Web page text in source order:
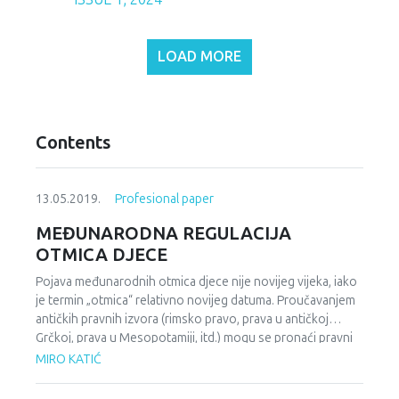
LOAD MORE
Contents
13.05.2019. Profesional paper
MEĐUNARODNA REGULACIJA
OTMICA DJECE
Pojava međunarodnih otmica djece nije novijeg vijeka, iako
je termin „otmica“ relativno novijeg datuma. Proučavanjem
antičkih pravnih izvora (rimsko pravo, prava u antičkoj
Grčkoj, prava u Mesopotamiji, itd.) mogu se pronaći pravni
fragmenti koji govore o roditeljima koji svoje dijete
MIRO KATIĆ